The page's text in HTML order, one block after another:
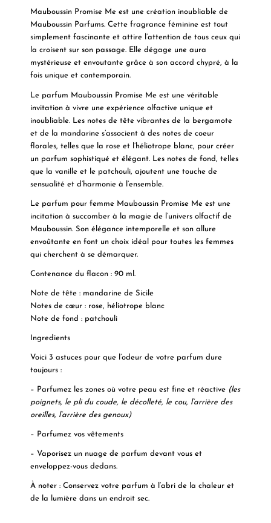
Mauboussin Promise Meest une création inoubliable de
Mauboussin Parfums. Cette fragrance féminine est tout
simplement fascinante et attire l’attention de tous ceux qui
la croisent sur son passage.Elle dégage une aura
mystérieuse et envoutante grâce à son accord chypré, à la
fois unique et contemporain.
Le parfum Mauboussin Promise Me est une véritable
invitation à vivre une expérience olfactive unique et
inoubliable. Les notes de tête vibrantes de la bergamote
et de la mandarines’associent à des notes de coeur
florales, telles que la rose et l’héliotrope blanc, pour créer
un parfum sophistiqué et élégant. Les notes de fond, telles
que la vanille et le patchouli, ajoutent une touche de
sensualité et d’harmonie à l’ensemble.
Le parfum pour femme Mauboussin Promise Me est une
incitation à succomber à la magie de l’univers olfactif de
Mauboussin. Son élégance intemporelle et son allure
envoûtante en font un choix idéal pour toutes les femmes
qui cherchent à se démarquer.
Contenance du flacon : 90 ml.
Note de tête: mandarine de Sicile
Notes de cœur: rose, héliotrope blanc
Note de fond : patchouli
Ingredients
Voici 3 astuces pour que l’odeur de votre parfum dure
toujours :
– Parfumez les zones où votre peau est fine et réactive (les
poignets, le pli du coude, le décolleté, le cou, l’arrière des
oreilles, l’arrière des genoux)
– Parfumez vos vêtements
– Vaporisez un nuage de parfum devant vous et
enveloppez-vous dedans.
À noter : Conservez votre parfum à l’abri de la chaleur et
de la lumière dans un endroit sec.